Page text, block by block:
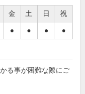
金 土 日 祝
● ● ● ●
る事が困難な際にご